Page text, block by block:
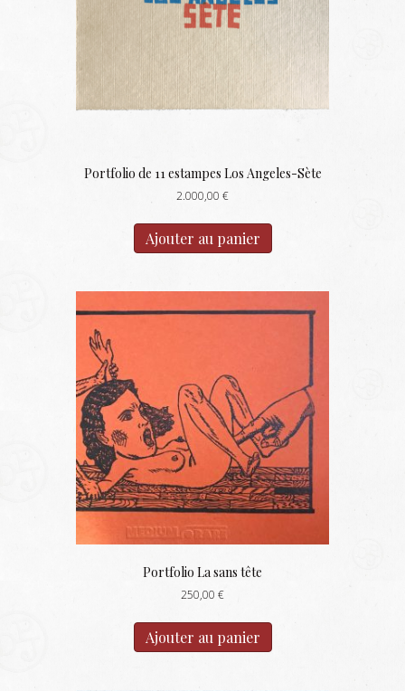
Portfolio de 11 estampes Los Angeles-Sète
2.000,00 €
Ajouter au panier
Portfolio La sans tête
250,00 €
Ajouter au panier